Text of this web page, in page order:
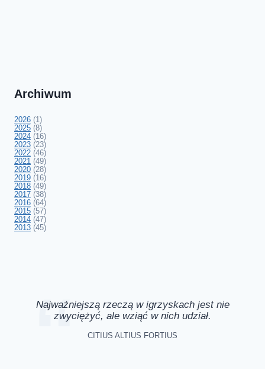
Archiwum
2026 (1)
2025 (8)
2024 (16)
2023 (23)
2022 (46)
2021 (49)
2020 (28)
2019 (16)
2018 (49)
2017 (38)
2016 (64)
2015 (57)
2014 (47)
2013 (45)
Najważniejszą rzeczą w igrzyskach jest nie
zwyciężyć, ale wziąć w nich udział.
CITIUS ALTIUS FORTIUS